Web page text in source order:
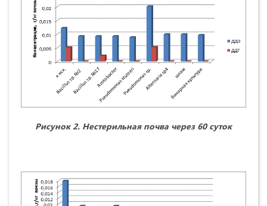
Рисунок 2. Нестерильная почва через 60 суток